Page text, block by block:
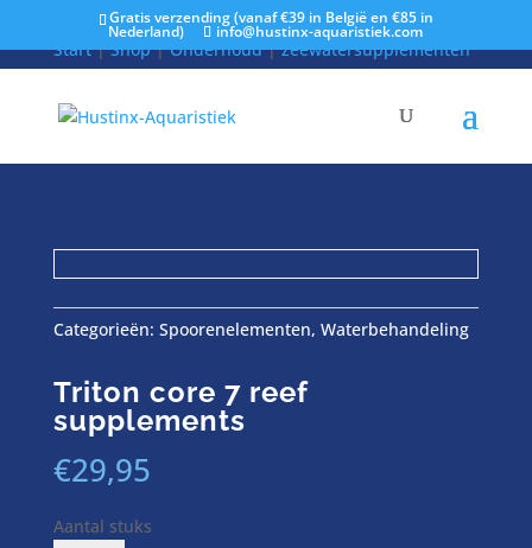
Gratis verzending (vanaf €39 in België en €85 in
Nederland) info@hustinx-aquaristiek.com
Start|Shop|Onderhoud|zeewatersupplementen
|Spoorenelementen| Triton core 7 reef
supplements
Categorieën: Spoorenelementen, Waterbehandeling
Triton core 7 reef
supplements
€29,95
Aantal stuks